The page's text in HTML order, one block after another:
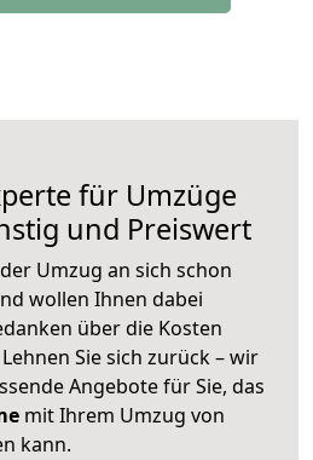
für Umzüge
und Preiswert
Umzug an sich schon
wollen Ihnen dabei
über die Kosten
Sie sich zurück – wir
Angebote für Sie, das
mit Ihrem Umzug von
kann.